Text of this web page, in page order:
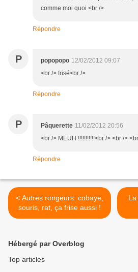
comme moi quoi <br />
Répondre
P popopopo 12/02/2012 09:07
<br /> frisé<br />
Répondre
P Pâquerette 11/02/2012 20:56
<br /> MEUH !!!!!!!!!!!<br /> <br />
Répondre
< Autres rongeurs: cobaye,
souris, rat, ça frise aussi !
Hébergé par Overblog
Top articles